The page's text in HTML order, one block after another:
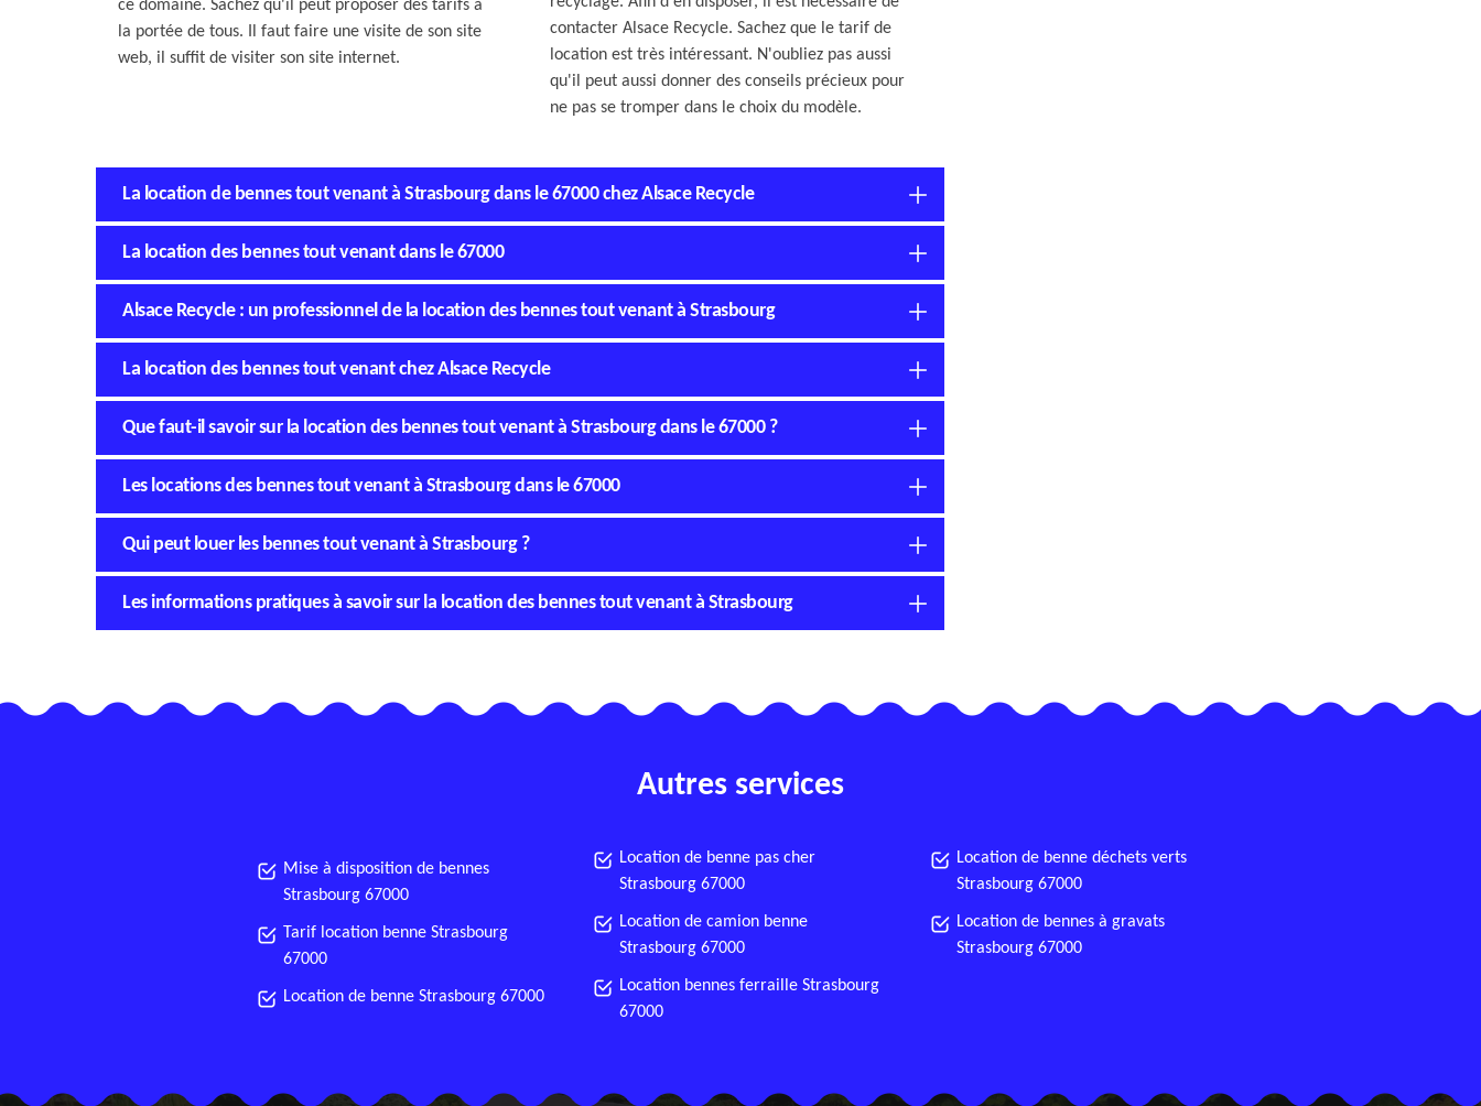
ce domaine. Sachez qu'il peut proposer des tarifs à
la portée de tous. Il faut faire une visite de son site
web, il suffit de visiter son site internet.
contacter Alsace Recycle. Sachez que le tarif de
location est très intéressant. N'oubliez pas aussi
qu'il peut aussi donner des conseils précieux pour
ne pas se tromper dans le choix du modèle.
La location de bennes tout venant à Strasbourg dans le 67000 chez Alsace Recycle
La location des bennes tout venant dans le 67000
Alsace Recycle : un professionnel de la location des bennes tout venant à Strasbourg
La location des bennes tout venant chez Alsace Recycle
Que faut-il savoir sur la location des bennes tout venant à Strasbourg dans le 67000 ?
Les locations des bennes tout venant à Strasbourg dans le 67000
Qui peut louer les bennes tout venant à Strasbourg ?
Les informations pratiques à savoir sur la location des bennes tout venant à Strasbourg
Autres services
Mise à disposition de bennes
Strasbourg 67000
Tarif location benne Strasbourg
67000
Location de benne Strasbourg 67000
Location de benne pas cher
Strasbourg 67000
Location de camion benne
Strasbourg 67000
Location bennes ferraille Strasbourg
67000
Location de benne déchets verts
Strasbourg 67000
Location de bennes à gravats
Strasbourg 67000